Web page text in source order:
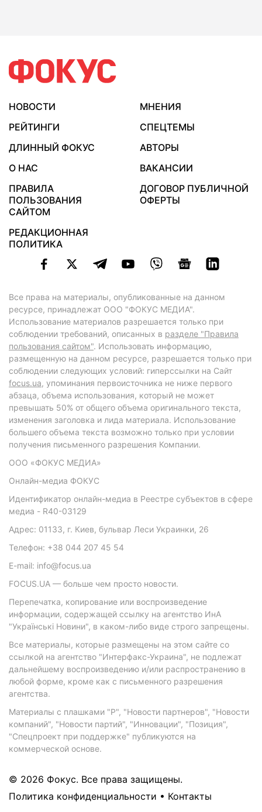
НОВОСТИ
МНЕНИЯ
РЕЙТИНГИ
СПЕЦТЕМЫ
ДЛИННЫЙ ФОКУС
АВТОРЫ
О НАС
ВАКАНСИИ
ПРАВИЛА
ПОЛЬЗОВАНИЯ
САЙТОМ
ДОГОВОР ПУБЛИЧНОЙ
ОФЕРТЫ
РЕДАКЦИОННАЯ
ПОЛИТИКА
Все права на материалы, опубликованные на данном
ресурсе, принадлежат ООО "ФОКУС МЕДИА".
Использование материалов разрешается только при
соблюдении требований, описанных в разделе "Правила
пользования сайтом". Использовать информацию,
размещенную на данном ресурсе, разрешается только при
соблюдении следующих условий: гиперссылки на Сайт
focus.ua, упоминания первоисточника не ниже первого
абзаца, объема использования, который не может
превышать 50% от общего объема оригинального текста,
изменения заголовка и лида материала. Использование
большего объема текста возможно только при условии
получения письменного разрешения Компании.
ООО «ФОКУС МЕДИА»
Онлайн-медиа ФОКУС
Идентификатор онлайн-медиа в Реестре субъектов в сфере
медиа - R40-03129
Адрес: 01133, г. Киев, бульвар Леси Украинки, 26
Телефон: +38 044 207 45 54
E-mail: info@focus.ua
FOCUS.UA — больше чем просто новости.
Перепечатка, копирование или воспроизведение
информации, содержащей ссылку на агентство ИнА
"Українські Новини", в каком-либо виде строго запрещены.
Все материалы, которые размещены на этом сайте со
ссылкой на агентство "Интерфакс-Украина", не подлежат
дальнейшему воспроизведению и/или распространению в
любой форме, кроме как с письменного разрешения
агентства.
Материалы с плашками "Р", "Новости партнеров", "Новости
компаний", "Новости партий", "Инновации", "Позиция",
"Спецпроект при поддержке" публикуются на
коммерческой основе.
© 2026 Фокус. Все права защищены.
Политика конфиденциальности • Контакты